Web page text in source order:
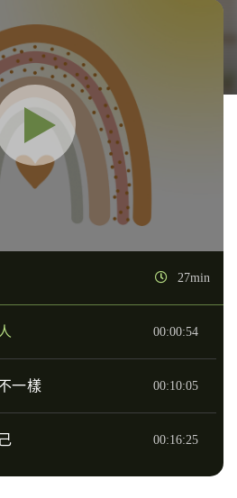
27min
00:00:54
一樣 00:10:05
00:16:25